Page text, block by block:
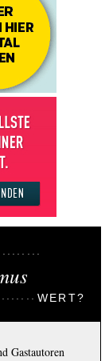
WERT?
Gastautoren